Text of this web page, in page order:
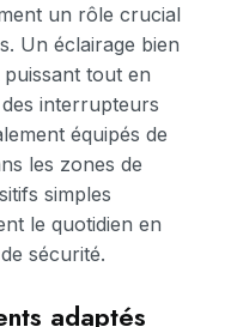
un rôle crucial
Un éclairage bien
tout en
interrupteurs
équipés de
les zones de
simples
le quotidien en
sécurité.
adaptés